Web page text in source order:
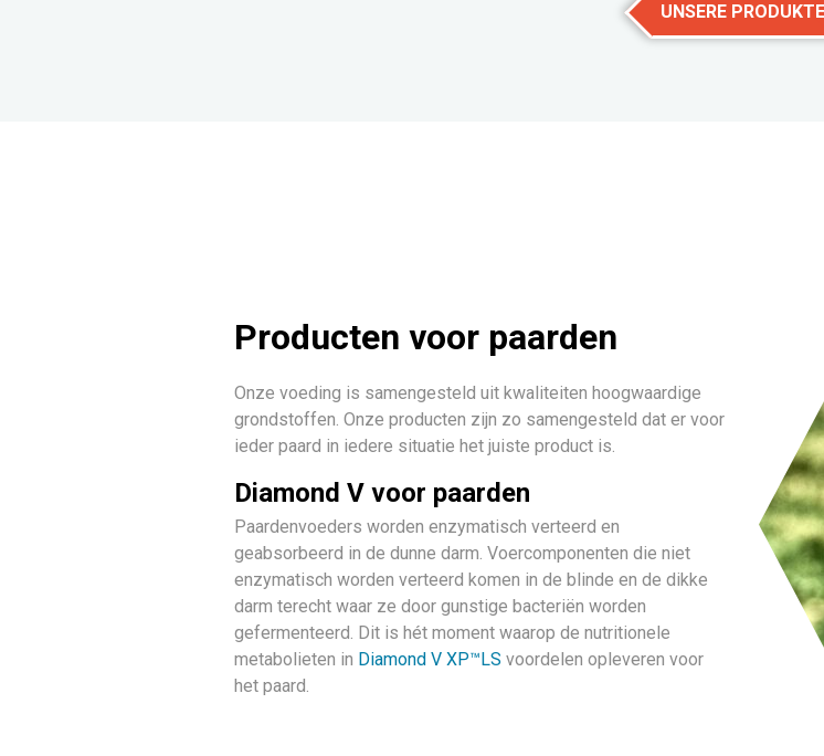
UNSERE PRODUKTE
Producten voor paarden
Onze voeding is samengesteld uit kwaliteiten hoogwaardige
grondstoffen. Onze producten zijn zo samengesteld dat er voor
ieder paard in iedere situatie het juiste product is.
Diamond V voor paarden
Paardenvoeders worden enzymatisch verteerd en
geabsorbeerd in de dunne darm. Voercomponenten die niet
enzymatisch worden verteerd komen in de blinde en de dikke
darm terecht waar ze door gunstige bacteriën worden
gefermenteerd. Dit is hét moment waarop de nutritionele
metabolieten in Diamond V XP™LS voordelen opleveren voor
het paard.